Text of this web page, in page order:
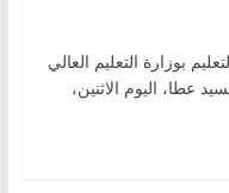
بوزارة التعليم العالي
عطا، اليوم الاثنين،